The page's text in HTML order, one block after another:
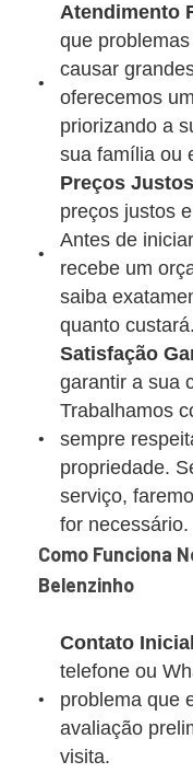
Atendimento
que
causar
oferecemos
priorizando a
sua família ou
Preços
preços justos
Antes de
recebe um
saiba
quanto custará.
Satisfação
garantir a sua
Trabalhamos
sempre
propriedade.
serviço,
for necessário.
Como Funciona
Belenzinho
Contato
telefone ou
problema que
avaliação
visita.